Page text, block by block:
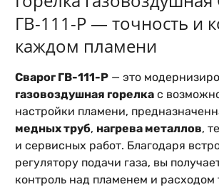
ГВ-111-Р — точность и
каждом пламени
Сварог ГВ-111-Р — это
газовоздушная горелка с
настройки пламени,
медных труб, нагрева металлов,
и сервисных работ. Благодаря
регулятору подачи газа, вы
контроль над пламенем и расходом